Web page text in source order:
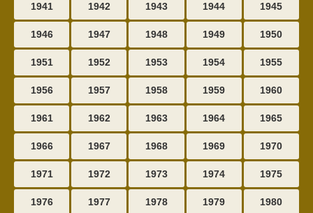
1941 1942 1943 1944 1945
1946 1947 1948 1949 1950
1951 1952 1953 1954 1955
1956 1957 1958 1959 1960
1961 1962 1963 1964 1965
1966 1967 1968 1969 1970
1971 1972 1973 1974 1975
1976 1977 1978 1979 1980